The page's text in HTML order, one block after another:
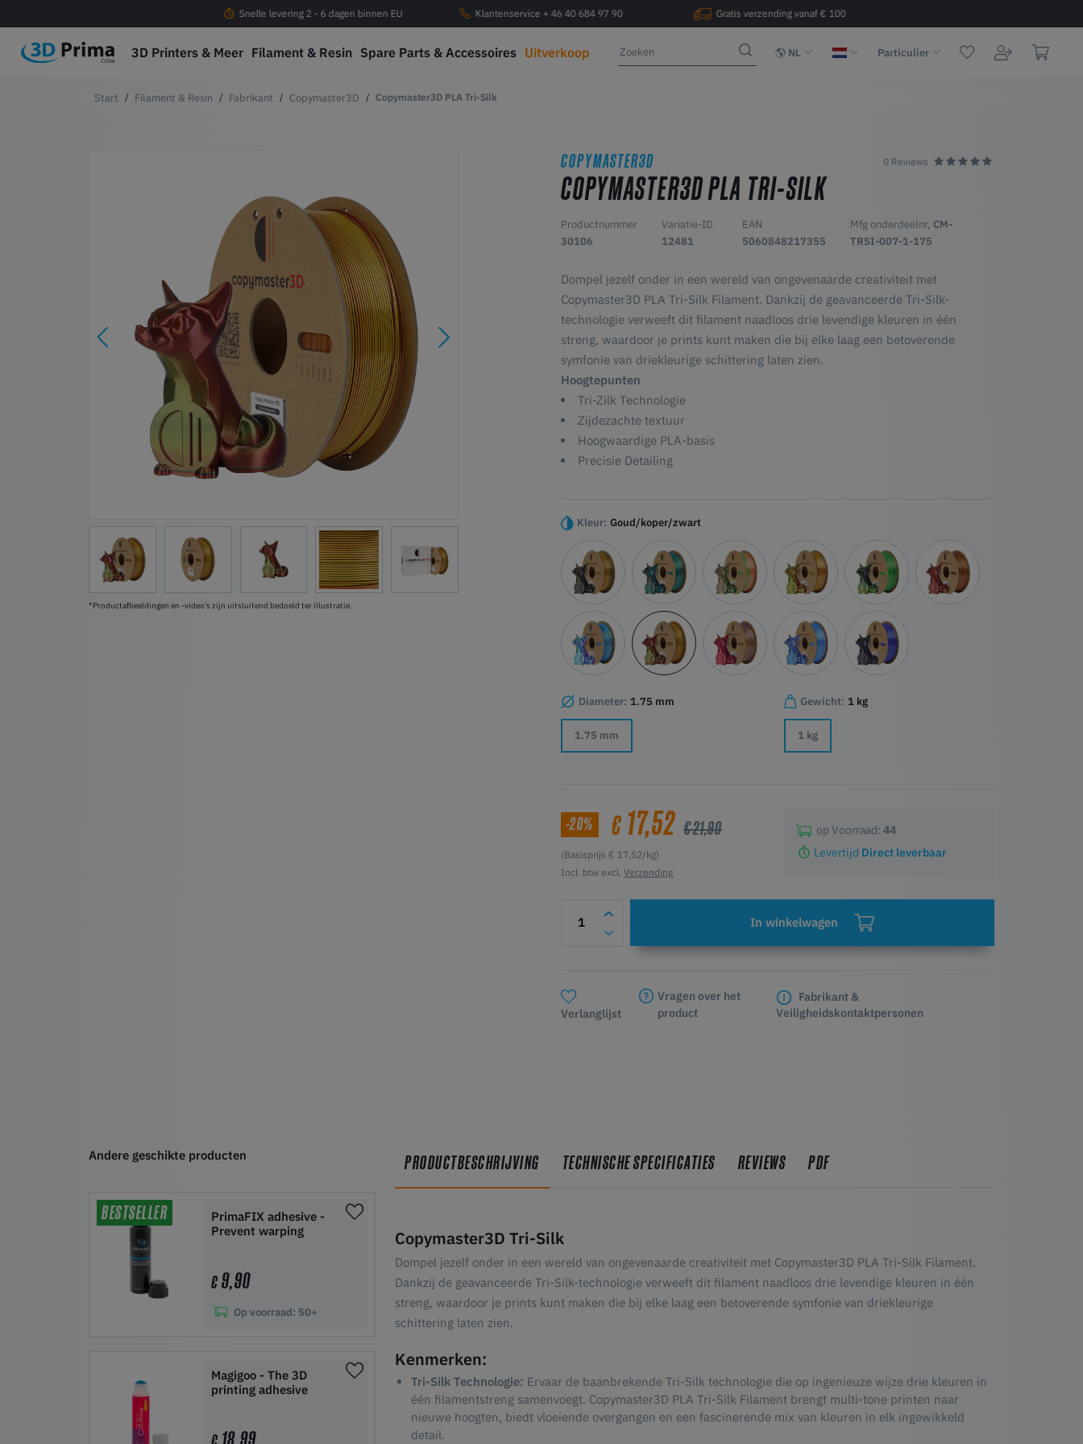
Snelle levering 2 - 6 dagen binnen EU Klantenservice + 46 40 684 97 90 Gratis verzending vanaf € 100
3D Printers & Meer Filament & Resin Spare Parts & Accessoires Uitverkoop NL Particulier
Filament & Resin Fabrikant Copymaster3D Copymaster3D PLA Tri-Silk
*Productafbeeldingen en -video's zijn uitsluitend bedoeld ter illustratie.
COPYMASTER3D 0 Reviews
COPYMASTER3D PLA TRI-SILK
Productnummer
30106
Variatie-ID
12481
EAN
5060848217355
Mfg onderdeelnr, CM-
TRSI-007-1-175
Dompel jezelf onder in een wereld van ongevenaarde creativiteit met
Copymaster3D PLA Tri-Silk Filament. Dankzij de geavanceerde Tri-Silk-
technologie verweeft dit filament naadloos drie levendige kleuren in één
streng, waardoor je prints kunt maken die bij elke laag een betoverende
symfonie van driekleurige schittering laten zien.
Hoogtepunten
Tri-Zilk Technologie
Zijdezachte textuur
Hoogwaardige PLA-basis
Precisie Detailing
Kleur: Goud/koper/zwart
Diameter: 1.75 mm
1.75 mm
Gewicht: 1 kg
1 kg
-20% € 17,52 € 21,90
(Basisprijs € 17,52/kg)
Incl. btw excl. Verzending
op Voorraad: 44
Levertijd Direct leverbaar
In winkelwagen
Verlanglijst
Vragen over het
product
Fabrikant &
Veiligheidskontaktpersonen
PRODUCTBESCHRIJVING TECHNISCHE SPECIFICATIES REVIEWS PDF
Copymaster3D Tri-Silk
Dompel jezelf onder in een wereld van ongevenaarde creativiteit met Copymaster3D PLA Tri-Silk Filament.
Dankzij de geavanceerde Tri-Silk-technologie verweeft dit filament naadloos drie levendige kleuren in één
streng, waardoor je prints kunt maken die bij elke laag een betoverende symfonie van driekleurige
schittering laten zien.
Kenmerken:
Tri-Silk Technologie: Ervaar de baanbrekende Tri-Silk technologie die op ingenieuze wijze drie kleuren in
één filamentstreng samenvoegt. Copymaster3D PLA Tri-Silk Filament brengt multi-tone printen naar
nieuwe hoogten, biedt vloeiende overgangen en een fascinerende mix van kleuren in elk ingewikkeld
detail.
Andere geschikte producten
BESTSELLER
PrimaFIX adhesive -
Prevent warping
€9,90
Op voorraad: 50+
Magigoo - The 3D
printing adhesive